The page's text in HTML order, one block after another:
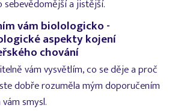
sebevědomější a jistější.
vám biolologicko -
aspekty kojení
chování
vám vysvětlím, co se děje a proč
dobře rozuměla mým doporučením
smysl.